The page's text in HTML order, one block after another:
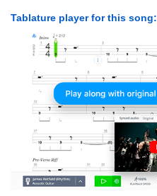
Tablature player for this song: